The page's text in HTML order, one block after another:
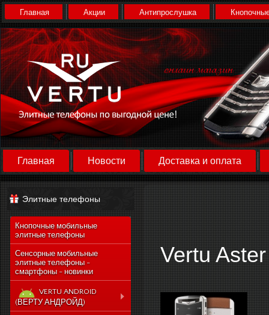
Главная Акции Антипрослушка
Главная Новости Доставка и оплата
Элитные телефоны
Кнопочные мобильные
элитные телефоны
Сенсорные мобильные
элитные телефоны -
смартфоны - новинки
VERTU ANDROID
(ВЕРТУ АНДРОЙД)
Vertu